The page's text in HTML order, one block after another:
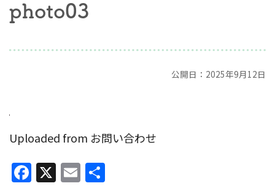
photo03
公開日：2025年9月12日
Uploaded from お問い合わせ
Facebook
X Email